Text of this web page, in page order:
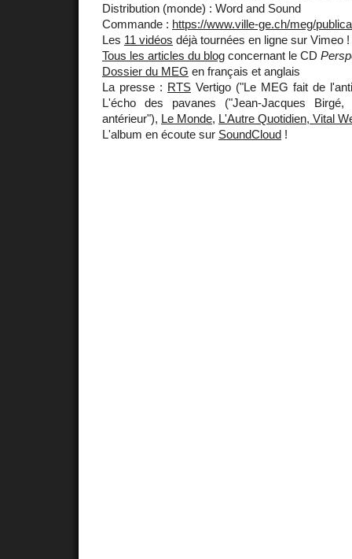
Distribution (monde) : Word and Sound
Commande : https://www.ville-ge.ch/meg/
Les 11 vidéos déjà tournées en ligne sur Vimeo !
Tous les articles du blog concernant le CD
Dossier du MEG en français et anglais
La presse : RTS Vertigo ("Le MEG fait de
L'écho des pavanes ("Jean-Jacques Birgé,
antérieur"), Le Monde, L'Autre Quotidien, Vital
L'album en écoute sur SoundCloud !